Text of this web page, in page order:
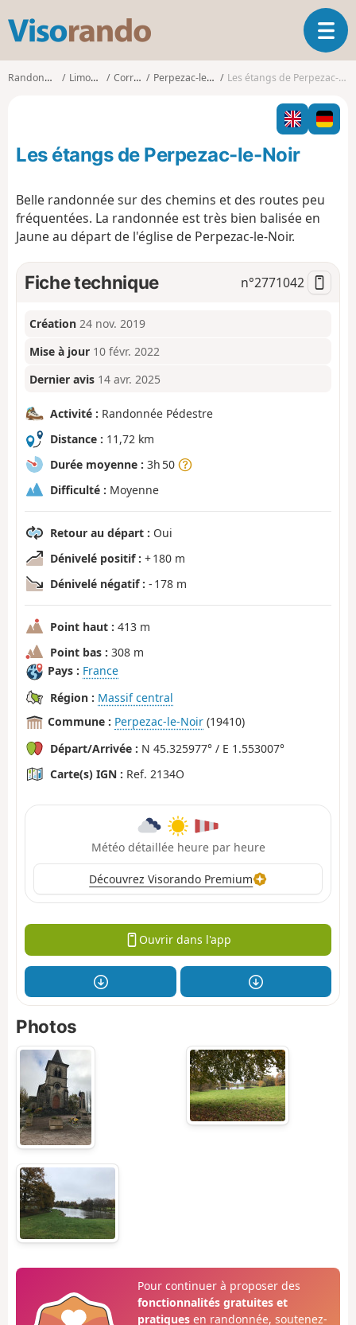
s
o
o
O
u
i
r
l
t
Randonnées Limousin Corrèze Perpezac-le-Noir Les étangs de Perpezac-le-Noir
Les étangs de Perpezac-le-Noir
Belle randonnée sur des chemins et des routes peu
fréquentées. La randonnée est très bien balisée en
Jaune au départ de l'église de Perpezac-le-Noir.
Fiche technique n°2771042
Création 24 nov. 2019
Mise à jour 10 févr. 2022
Dernier avis 14 avr. 2025
Activité : Randonnée Pédestre
Distance : 11,72 km
Durée moyenne : 3h 50
Difficulté : Moyenne
Retour au départ : Oui
Dénivelé positif : + 180 m
Dénivelé négatif : - 178 m
Point haut : 413 m
Point bas : 308 m
Pays : France
Région : Massif central
Commune : Perpezac-le-Noir (19410)
Départ/Arrivée : N 45.325977° / E 1.553007°
Carte(s) IGN : Ref. 2134O
Météo détaillée heure par heure
Découvrez Visorando Premium
Ouvrir dans l'app
Photos
Pour continuer à proposer des
fonctionnalités gratuites et
pratiquesen randonnée, soutenez-